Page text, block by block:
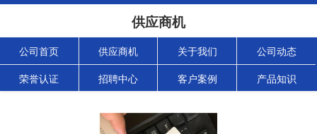
供应商机
公司首页 供应商机 关于我们 公司动态
荣誉认证 招聘中心 客户案例 产品知识